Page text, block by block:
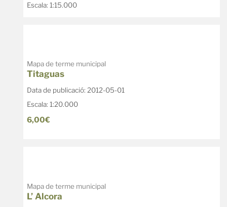
Escala: 1:15.000
Mapa de terme municipal
Titaguas
Data de publicació: 2012-05-01
Escala: 1:20.000
6,00€
Mapa de terme municipal
L’ Alcora